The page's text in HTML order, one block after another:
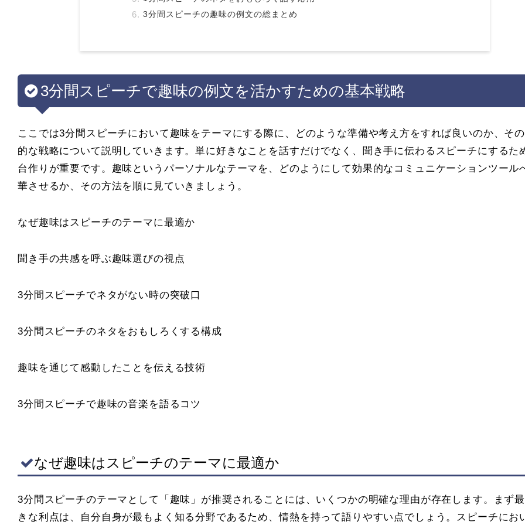
3分間スピーチの趣味の例文の総まとめ
3分間スピーチで趣味の例文を活かすための基本戦略
ここでは3分間スピーチにおいて趣味をテーマにする際に、どのような準備や考え方をすれば良いのか、そ
的な戦略について説明していきます。単に好きなことを話すだけでなく、聞き手に伝わるスピーチにするた
台作りが重要です。趣味というパーソナルなテーマを、どのようにして効果的なコミュニケーションツール
華させるか、その方法を順に見ていきましょう。
なぜ趣味はスピーチのテーマに最適か
聞き手の共感を呼ぶ趣味選びの視点
3分間スピーチでネタがない時の突破口
3分間スピーチのネタをおもしろくする構成
趣味を通じて感動したことを伝える技術
3分間スピーチで趣味の音楽を語るコツ
なぜ趣味はスピーチのテーマに最適か
3分間スピーチのテーマとして「趣味」が推奨されることには、いくつかの明確な理由が存在します。まず
きな利点は、自分自身が最もよく知る分野であるため、情熱を持って語りやすい点でしょう。スピーチにお